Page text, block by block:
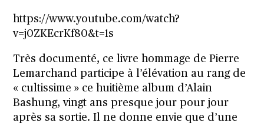
https://www.youtube.com/watch?
v=j0ZKEcrKf80&t=1s
Très documenté, ce livre hommage de Pierre
Lemarchand participe à l’élévation au rang de
« cultissime » ce huitième album d’Alain
Bashung, vingt ans presque jour pour jour
après sa sortie. Il ne donne envie que d’une